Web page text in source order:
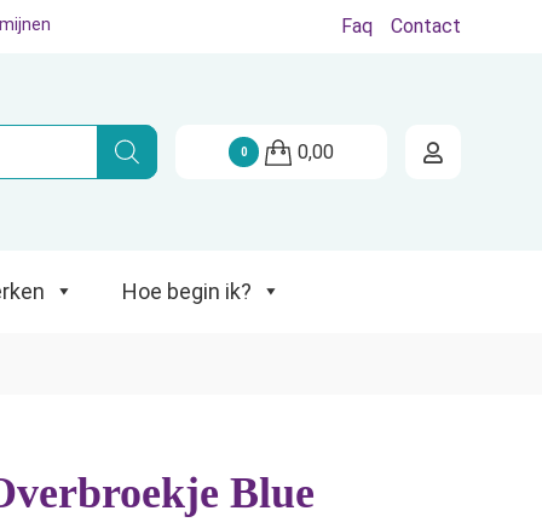
Hoe begin ik?
Faq Contact
0 0,00
Hoe begin ik?
Blue